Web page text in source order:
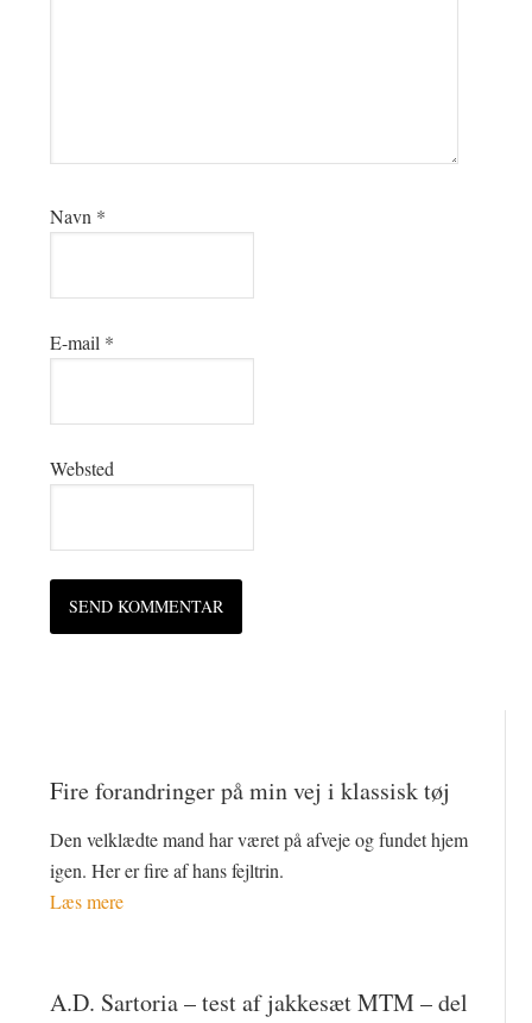
Navn *
E-mail *
Websted
Fire forandringer på min vej i klassisk tøj
Den velklædte mand har været på afveje og fundet hjem
igen. Her er fire af hans fejltrin.
Læs mere
A.D. Sartoria – test af jakkesæt MTM – del